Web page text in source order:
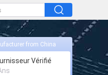
from China
Vérifié